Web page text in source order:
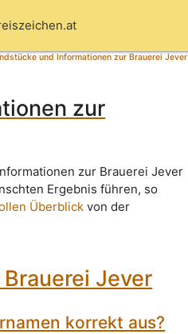
und Informationen zur Brauerei Jever
zur
zur Brauerei Jever
Ergebnis führen, so
Überblick von der
Jever
korrekt aus?